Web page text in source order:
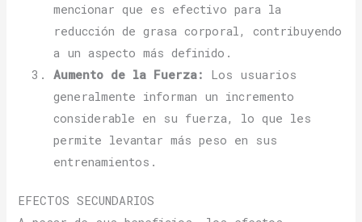
mencionar que es efectivo para la
reducción de grasa corporal, contribuyendo
a un aspecto más definido.
Aumento de la Fuerza:
Los usuarios
generalmente informan un incremento
considerable en su fuerza, lo que les
permite levantar más peso en sus
entrenamientos.
EFECTOS SECUNDARIOS